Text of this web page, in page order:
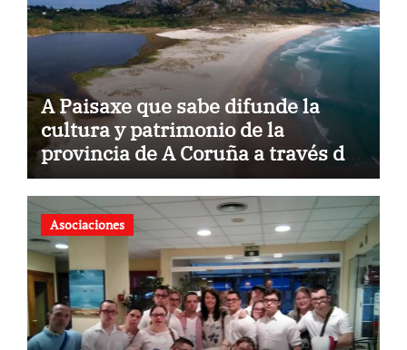
A Paisaxe que sabe difunde la
cultura y patrimonio de la
provincia de A Coruña a través de
su gastronomía
Asociaciones